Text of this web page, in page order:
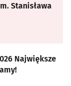
Stanisława
Największe